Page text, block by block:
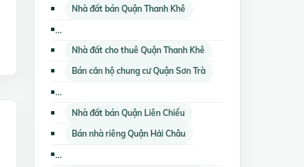
Nhà đất bán Quận Thanh Khê
Nhà đất cho thuê Quận Thanh Khê
Bán căn hộ chung cư Quận Sơn Trà
Nhà đất bán Quận Liên Chiểu
Bán nhà riêng Quận Hải Châu